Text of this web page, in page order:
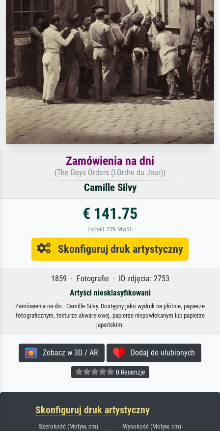
Zamówienia na dni
(The Days Orders (LOrdre du Jour))
Camille Silvy
€ 141.75
Enthält 23% MwSt.
Skonfiguruj druk artystyczny
1859 · Fotografie · ID zdjęcia: 2753
Artyści niesklasyfikowani
Zamówienia na dni · Camille Silvy. Dostępny jako wydruk na płótnie, papierze
fotograficznym, tekturze akwarelowej, papierze niepowlekanym lub papierze
japońskim.
Zobacz w 3D / AR Dodaj do ulubionych
0 Recenzje
Skonfiguruj druk artystyczny
Szerokość (Motyw, cm) Wysokość (Motyw, cm)